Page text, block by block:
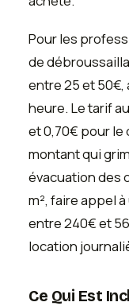
Pour les
de
entre 25 et 50€,
heure. Le tarif
et 0,70€ pour le
montant qui
évacuation des
m², faire appel
entre 240€ et
location
Ce Qui Est